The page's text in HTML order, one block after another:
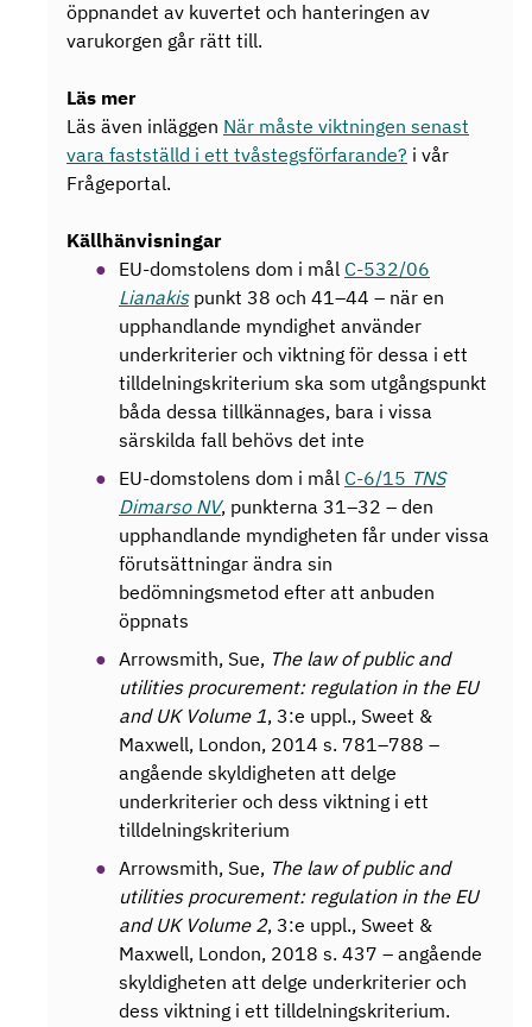
öppnandet av kuvertet och hanteringen av
varukorgen går rätt till.
Läs mer
Läs även inläggen När måste viktningen senast
vara fastställd i ett tvåstegsförfarande? i vår
Frågeportal.
Källhänvisningar
EU-domstolens dom i mål C-532/06
Lianakispunkt 38 och 41–44 – när en
upphandlande myndighet använder
underkriterier och viktning för dessa i ett
tilldelningskriterium ska som utgångspunkt
båda dessa tillkännages, bara i vissa
särskilda fall behövs det inte
EU-domstolens dom i mål C-6/15 TNS
Dimarso NV, punkterna 31–32 – den
upphandlande myndigheten får under vissa
förutsättningar ändra sin
bedömningsmetod efter att anbuden
öppnats
Arrowsmith, Sue, The law of public and
utilities procurement: regulation in the EU
and UK Volume 1, 3:e uppl., Sweet &
Maxwell, London, 2014 s. 781–788 –
angående skyldigheten att delge
underkriterier och dess viktning i ett
tilldelningskriterium
Arrowsmith, Sue, The law of public and
utilities procurement: regulation in the EU
and UK Volume 2, 3:e uppl., Sweet &
Maxwell, London, 2018 s. 437 – angående
skyldigheten att delge underkriterier och
dess viktning i ett tilldelningskriterium.